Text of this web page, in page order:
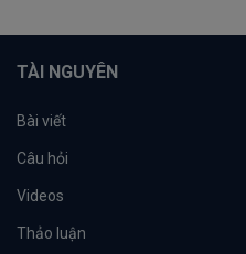
TÀI NGUYÊN
Bài viết
Câu hỏi
Videos
Thảo luận